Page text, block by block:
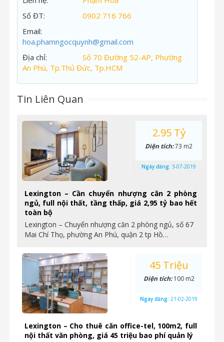
Số ĐT:
0902 716 766
Email:
hoa.phamngocquynh@gmail.com
Địa chỉ:
Số 70 Đường 52-AP, Phường
An Phú, Tp.Thủ Đức, Tp.HCM
Tin Liên Quan
Lexington – Cần chuyển nhượng căn 2 phòng
ngủ, full nội thất, tầng thấp, giá 2,95 tỷ bao hết
toàn bộ
Lexington – Chuyển nhượng căn 2 phòng ngủ, số 67
Mai Chí Thọ, phường An Phú, quận 2 tp Hồ…
2.95 Tỷ
Diện tích:73 m2
Ngày đăng: 3-07-2019
Lexington – Cho thuê căn office-tel, 100m2, full
nội thất văn phòng, giá 45 triệu bao phí quản lý
45 Triệu
Diện tích:100 m2
Ngày đăng: 21-02-2019